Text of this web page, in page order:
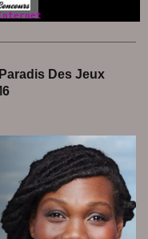
Des Jeux